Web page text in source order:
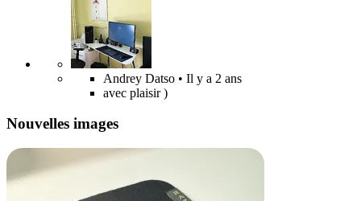
Andrey Datso • Il y a 2 ans
avec plaisir )
Nouvelles images